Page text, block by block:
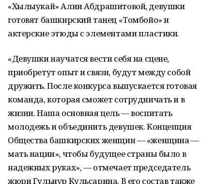
«Хылыукай» Алии Абдрашитовой, девушки
готовят башкирский танец «Томбойоҡ» и
актерские этюды с элементами пластики.
«Девушки научатся вести себя на сцене,
приобретут опыт и связи, будут между собой
дружить. После конкурса выпускается готовая
команда, которая сможет сотрудничать и в
жизни. Наша основная цель — воспитать
молодежь и объединить девушек. Концепция
Общества башкирских женщин — «женщина —
мать нации», чтобы будущее страны было в
надежных руках», — отмечает председатель
жюри Гульнур Кульсарина. В его состав также